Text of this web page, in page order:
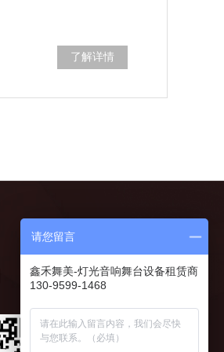
了解详情
请您留言
鑫禾舞美-灯光音响舞台设备租赁商
130-9599-1468